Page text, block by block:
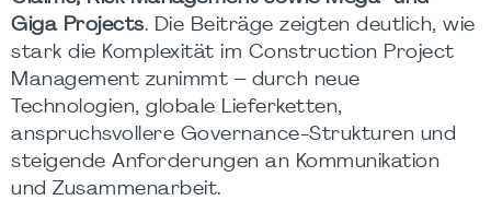
Giga Projects. Die Beiträge zeigten deutlich, wie
stark die Komplexität im Construction Project
Management zunimmt – durch neue
Technologien, globale Lieferketten,
anspruchsvollere Governance-Strukturen und
steigende Anforderungen an Kommunikation
und Zusammenarbeit.